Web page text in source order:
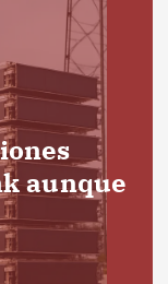
aunque